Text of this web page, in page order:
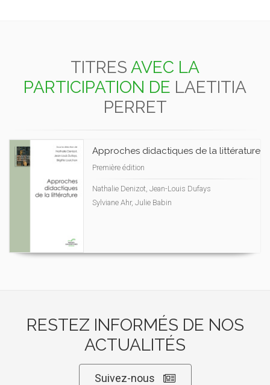
TITRES AVEC LA
PARTICIPATION DE LAETITIA
PERRET
Approches didactiques de la littérature
Première édition
Nathalie Denizot, Jean-Louis Dufays
Sylviane Ahr, Julie Babin
RESTEZ INFORMÉS DE NOS
ACTUALITÉS
Suivez-nous